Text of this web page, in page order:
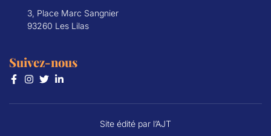
3, Place Marc Sangnier
93260 Les Lilas
Suivez-nous
Site édité par l’AJT